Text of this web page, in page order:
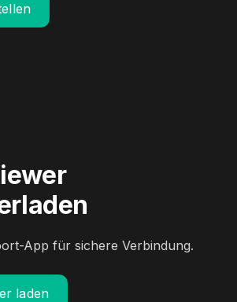
App für sichere Verbindung.
laden